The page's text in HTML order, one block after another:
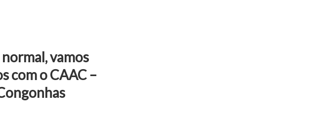
vamos
com o CAAC –